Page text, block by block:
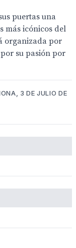
puertas una
más icónicos del
organizada por
su pasión por
3 DE JULIO DE